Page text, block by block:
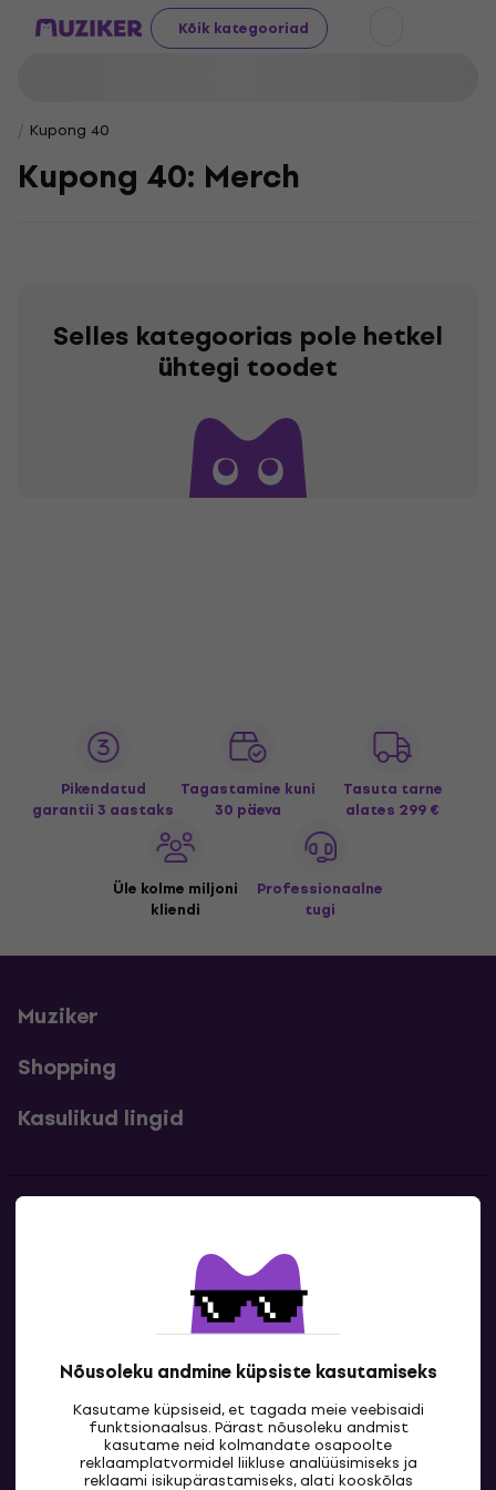
Kõik kategooriad
Nõusoleku andmine küpsiste kasutamiseks
Kasutame küpsiseid, et tagada meie veebisaidi
funktsionaalsus. Pärast nõusoleku andmist
kasutame neid kolmandate osapoolte
reklaamplatvormidel liikluse analüüsimiseks ja
reklaami isikupärastamiseks, alati kooskõlas
Kupong 40
Kupong 40: Merch
Selles kategoorias pole hetkel
ühtegi toodet
Pikendatud
garantii 3 aastaks
Tagastamine kuni
30 päeva
Tasuta tarne
alates 299 €
Üle kolme miljoni
kliendi
Professionaalne
tugi
Muziker
Shopping
Kasulikud lingid
Kontaktandmed